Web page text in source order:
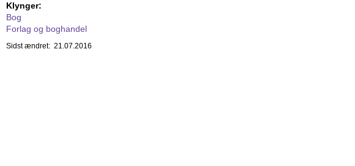
Klynger:
Bog
Forlag og boghandel
Sidst ændret: 21.07.2016